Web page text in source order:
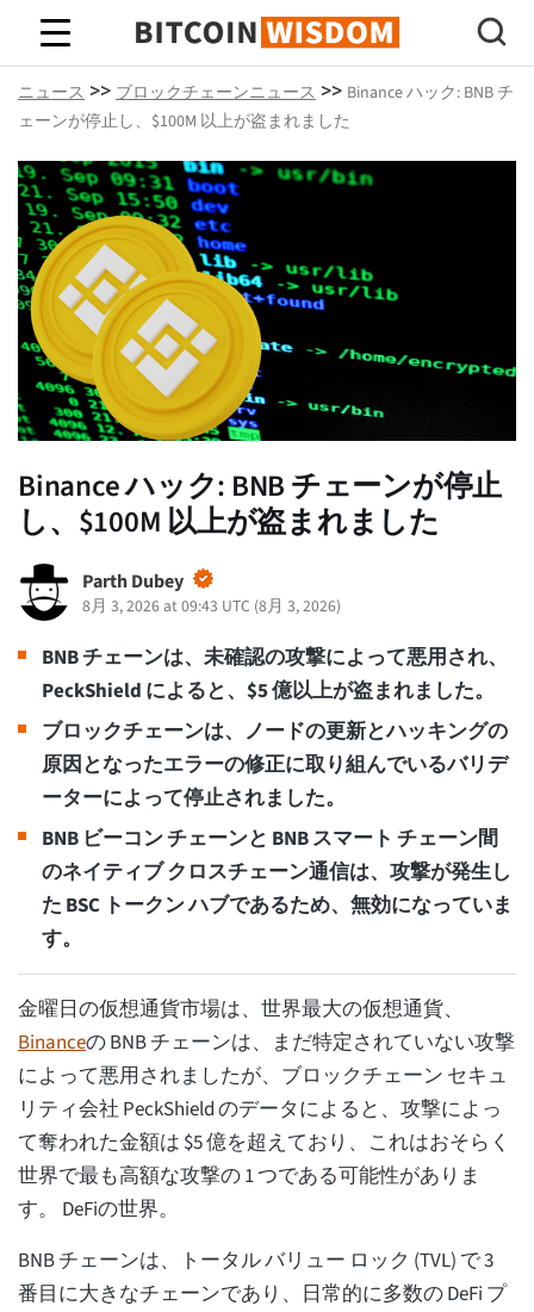
ビットコインの知恵
ニュース >> ブロックチェーンニュース >> Binance ハック: BNB チ
ェーンが停止し、$100M 以上が盗まれました
Binance ハック: BNB チェーンが停止
し、$100M 以上が盗まれました
Parth Dubey
8月 3, 2026 at 09:43 UTC (8月 3, 2026)
BNB チェーンは、未確認の攻撃によって悪用され、
PeckShield によると、$5 億以上が盗まれました。
ブロックチェーンは、ノードの更新とハッキングの
原因となったエラーの修正に取り組んでいるバリデ
ーターによって停止されました。
BNB ビーコン チェーンと BNB スマート チェーン間
のネイティブ クロスチェーン通信は、攻撃が発生し
た BSC トークン ハブであるため、無効になっていま
す。
金曜日の仮想通貨市場は、世界最大の仮想通貨、
Binanceの BNB チェーンは、まだ特定されていない攻撃
によって悪用されましたが、ブロックチェーン セキュ
リティ会社 PeckShield のデータによると、攻撃によっ
て奪われた金額は $5 億を超えており、これはおそらく
世界で最も高額な攻撃の 1 つである可能性がありま
す。 DeFiの世界。
BNB チェーンは、トータル バリュー ロック (TVL) で 3
番目に大きなチェーンであり、日常的に多数の DeFi プ